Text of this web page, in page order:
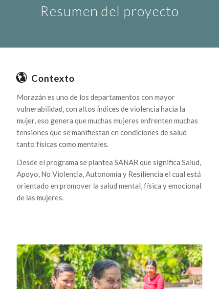
Resumen del proyecto
Contexto
Morazán es uno de los departamentos con mayor
vulnerabilidad, con altos índices de violencia hacia la
mujer, eso genera que muchas mujeres enfrenten muchas
tensiones que se manifiestan en condiciones de salud
tanto físicas como mentales.
Desde el programa se plantea SANAR que significa Salud,
Apoyo, No Violencia, Autonomía y Resiliencia el cual está
orientado en promover la salud mental, física y emocional
de las mujeres.